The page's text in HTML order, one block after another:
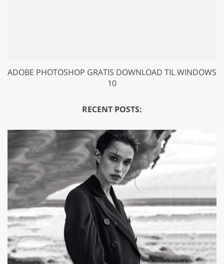
ADOBE PHOTOSHOP GRATIS DOWNLOAD TIL WINDOWS
10
RECENT POSTS: